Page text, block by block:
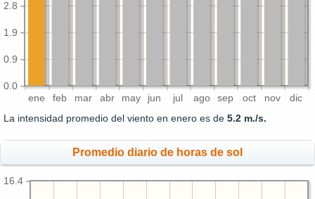
ene feb mar abr may jun jul ago sep oct nov dic
0.0
0.9
1.9
2.8
La intensidad promedio del viento en enero es de 5.2 m./s.
Promedio diario de horas de sol
16.4